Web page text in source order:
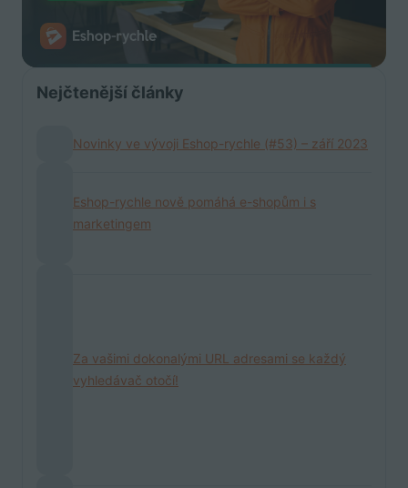
Nejčtenější články
Novinky ve vývoji Eshop-rychle (#53) – září 2023
Eshop-rychle nově pomáhá e-shopům i s
marketingem
Za vašimi dokonalými URL adresami se každý
vyhledávač otočí!